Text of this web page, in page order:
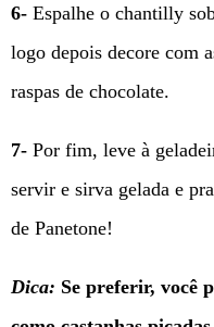
6- Espalhe o chantilly
logo depois decore com
raspas de chocolate.
7- Por fim, leve à
servir e sirva gelada e
de Panetone!
Dica: Se preferir, você